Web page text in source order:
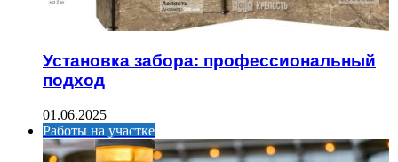
Установка забора: профессиональный
подход
01.06.2025
Работы на участке